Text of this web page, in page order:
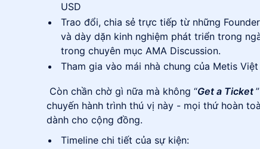
USD
​Trao đổi, chia sẻ trực tiếp từ những
và dày dặn kinh nghiệm phát triển trong
trong chuyên mục AMA Discussion.
​Tham gia vào mái nhà chung của Metis Việt
​ Còn chần chờ gì nữa mà không “Get a Ticket
chuyến hành trình thú vị này - mọi thứ hoàn
dành cho cộng đồng.
Timeline chi tiết của sự kiện: